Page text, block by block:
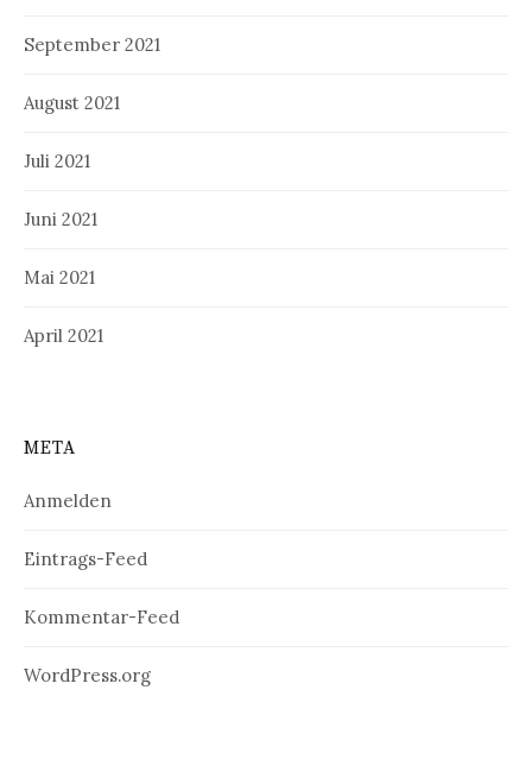
September 2021
August 2021
Juli 2021
Juni 2021
Mai 2021
April 2021
META
Anmelden
Eintrags-Feed
Kommentar-Feed
WordPress.org